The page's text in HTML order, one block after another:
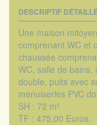
DESCRIPTIF
Une maison
comprenant WC et
chaussée
WC, salle de bains,
double, puits avec
menuiseries PVC
SH : 72 m²
TF : 475,00 Euros.